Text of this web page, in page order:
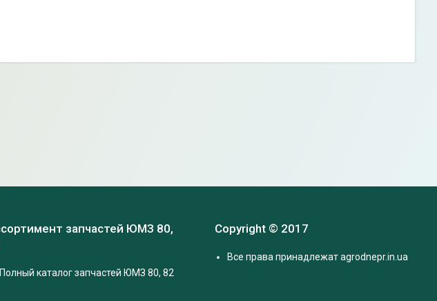
запчастей ЮМЗ 80,
Полный каталог запчастей ЮМЗ 80, 82
Copyright © 2017
Все права принадлежат agrodnepr.in.ua